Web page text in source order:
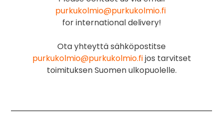
purkukolmio@purkukolmio.fi
for international delivery!
Ota yhteyttä sähköpostitse
purkukolmio@purkukolmio.fijos tarvitset
toimituksen Suomen ulkopuolelle.